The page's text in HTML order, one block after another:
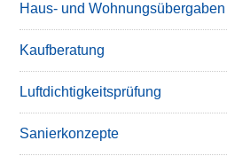
Haus- und Wohnungsübergaben
Kaufberatung
Luftdichtigkeitsprüfung
Sanierkonzepte